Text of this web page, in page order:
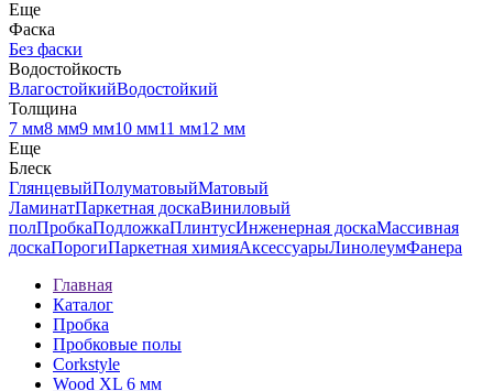
Еще
Фаска
Без фаски
Водостойкость
ВлагостойкийВодостойкий
Толщина
7 мм8 мм9 мм10 мм11 мм12 мм
Еще
Блеск
ГлянцевыйПолуматовыйМатовый
ЛаминатПаркетная доскаВиниловый
полПробкаПодложкаПлинтусИнженерная доскаМассивная
доскаПорогиПаркетная химияАксессуарыЛинолеумФанера
Главная
Каталог
Пробка
Пробковые полы
Corkstyle
Wood XL 6 мм